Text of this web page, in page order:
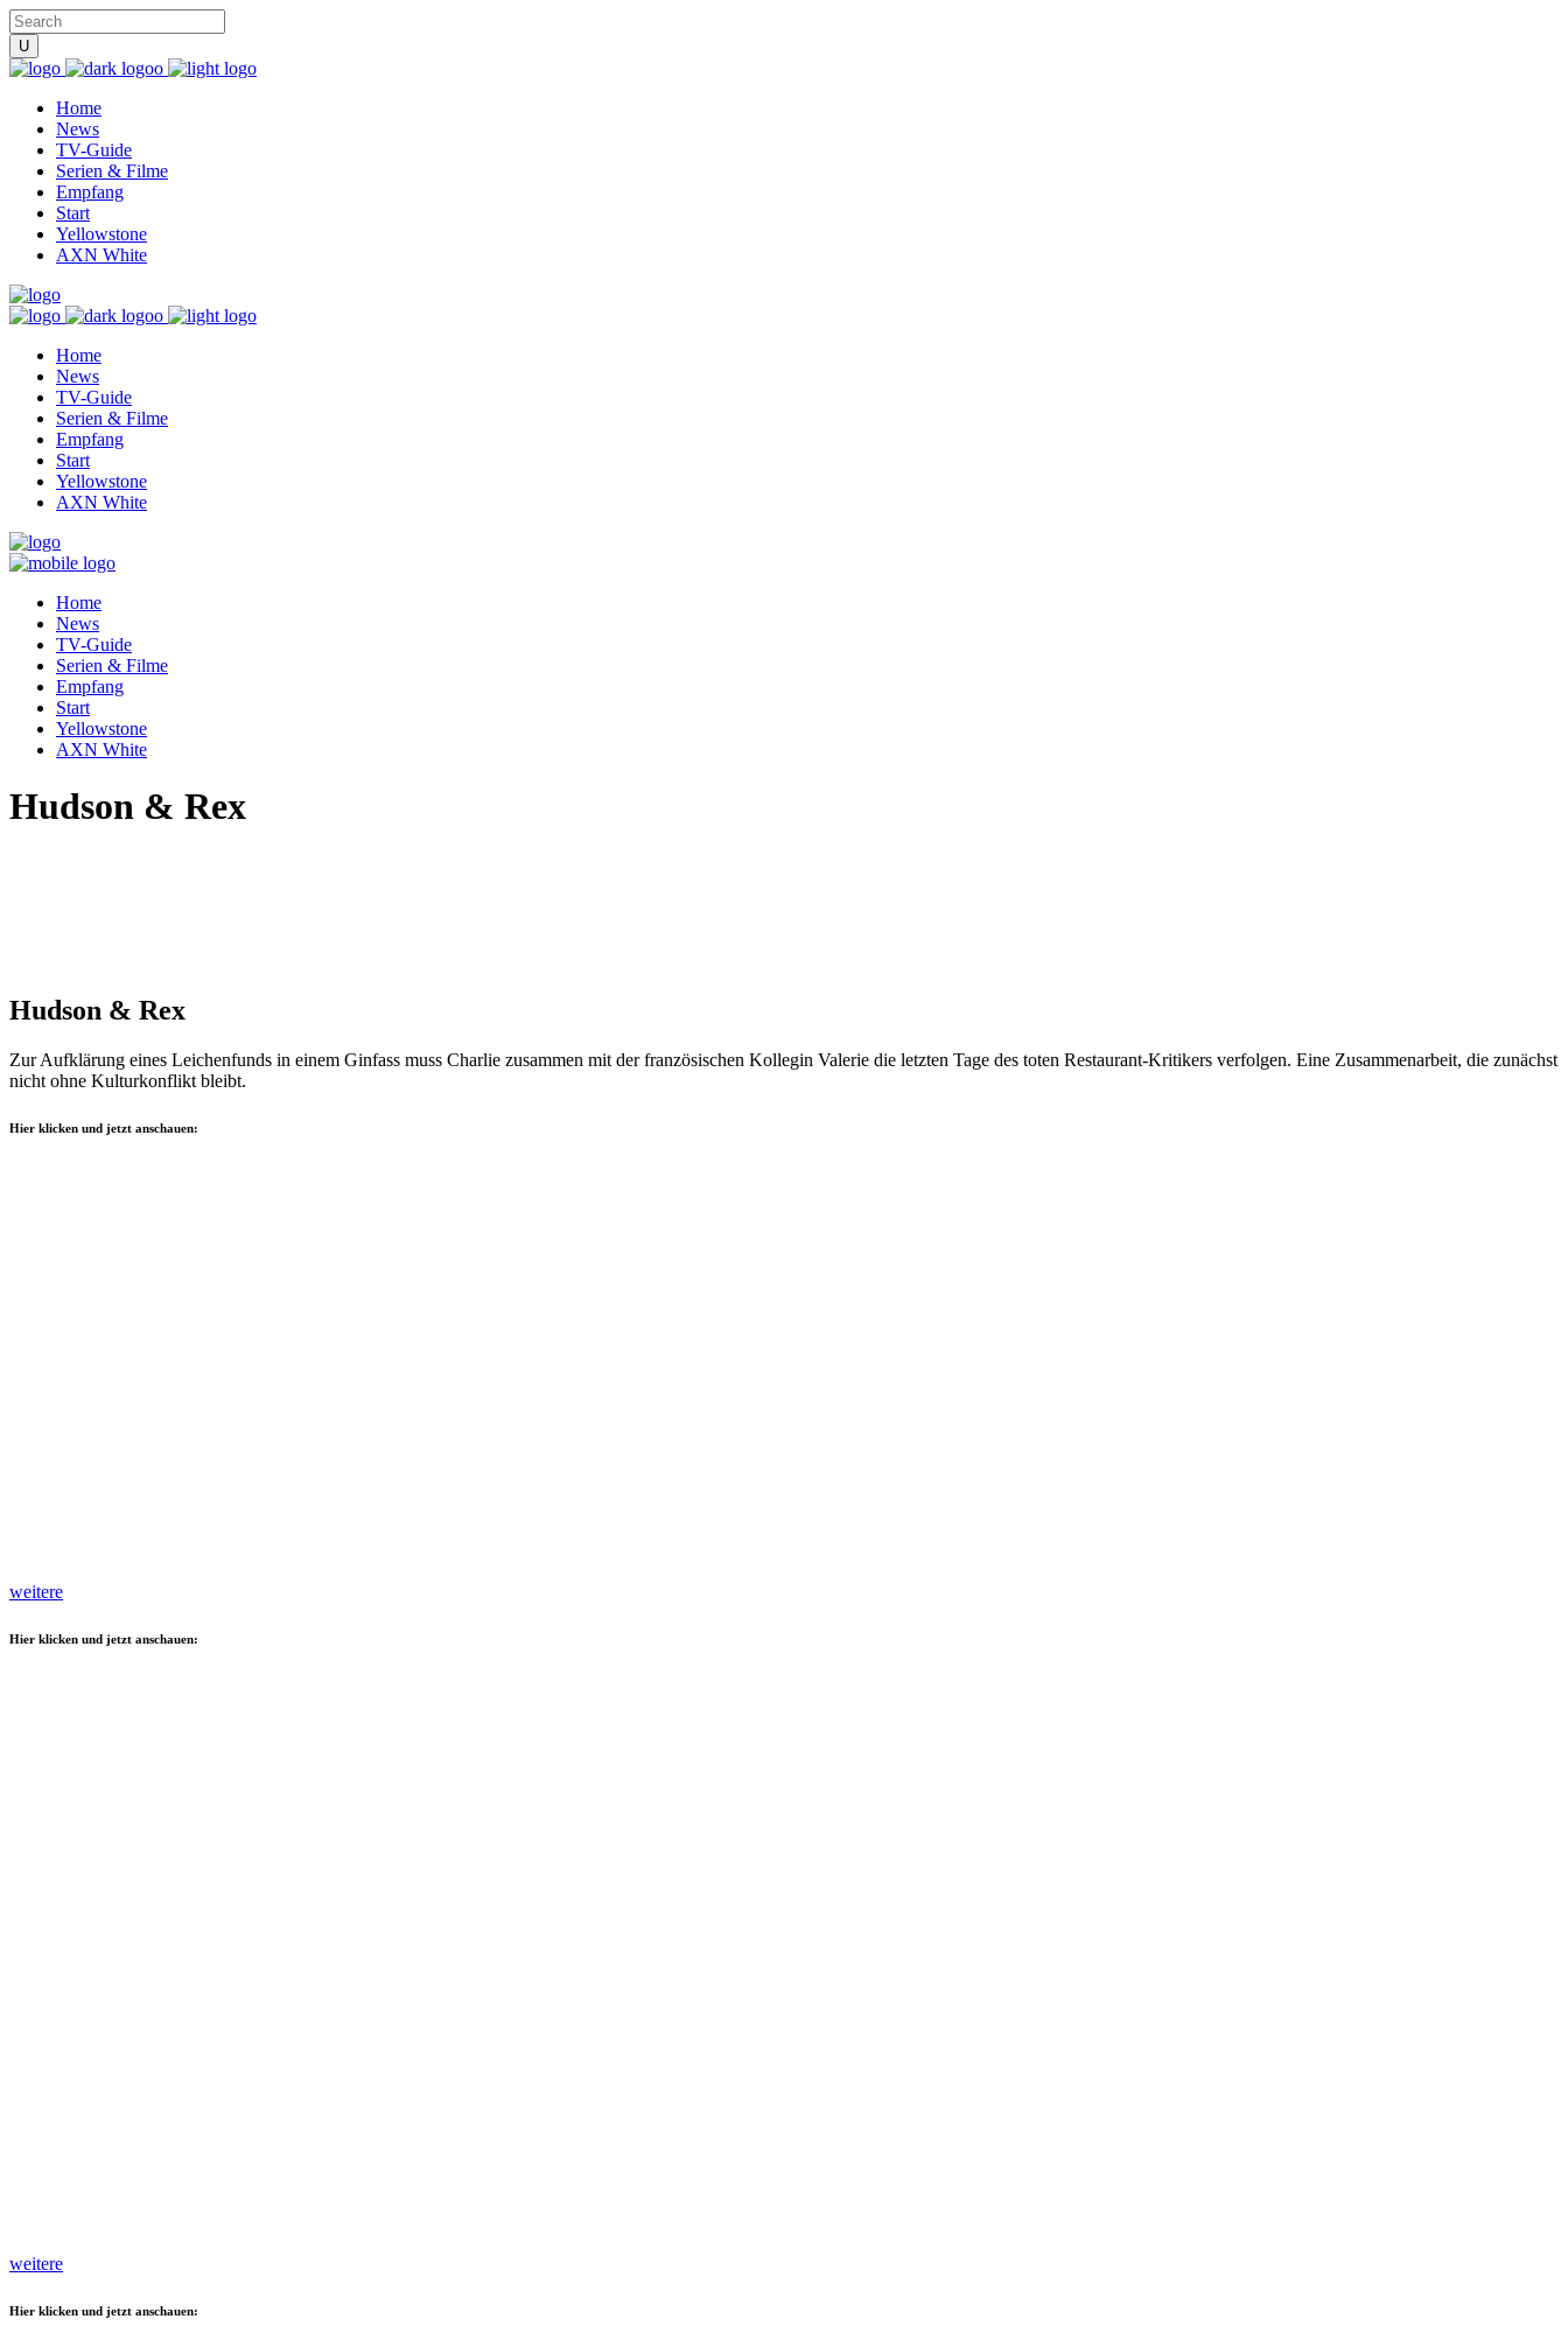
Home
News
TV-Guide
Serien & Filme
Empfang
Start
Yellowstone
AXN White
Home
News
TV-Guide
Serien & Filme
Empfang
Start
Yellowstone
AXN White
Home
News
TV-Guide
Serien & Filme
Empfang
Start
Yellowstone
AXN White
Hudson & Rex
Hudson & Rex
Zur Aufklärung eines Leichenfunds in einem Ginfass muss Charlie zusammen mit der französischen Kollegin Valerie die letzten Tage des toten Restaurant-Kritikers verfolgen. Eine Zusammenarbeit, die zunächst
nicht ohne Kulturkonflikt bleibt.
Hier klicken und jetzt anschauen:
weitere
Hier klicken und jetzt anschauen:
weitere
Hier klicken und jetzt anschauen: